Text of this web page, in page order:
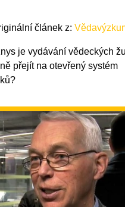
článek z:
je vydávání vědeckých
přejít na otevřený systém